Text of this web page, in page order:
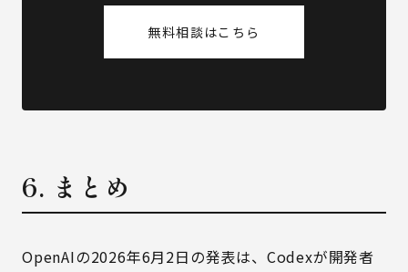
無料相談はこちら
6. まとめ
OpenAIの2026年6月2日の発表は、Codexが開発者